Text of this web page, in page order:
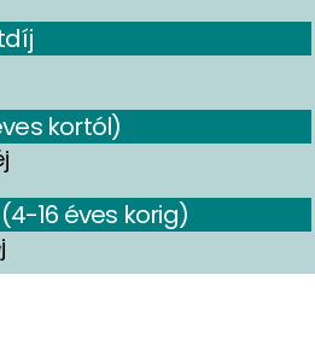
kortól)
16 éves korig)